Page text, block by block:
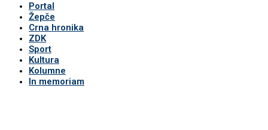
Portal
Žepče
Crna hronika
ZDK
Sport
Kultura
Kolumne
In memoriam